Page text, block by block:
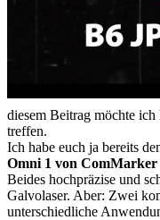
diesem Beitrag möchte
treffen.
Ich habe euch ja bereits
Omni 1 von ComMarker
Beides hochpräzise und
Galvolaser. Aber: Zwei
unterschiedliche